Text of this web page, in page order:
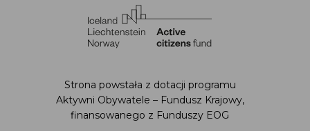
Strona powstała z dotacji programu Aktywni
Obywatele – Fundusz Krajowy,
finansowanego z Funduszy EOG